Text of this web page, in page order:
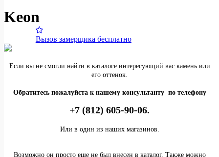
Keon
Вызов замерщика бесплатно
Если вы не смогли найти в каталоге интересующий вас камень или
его оттенок.
Обратитесь пожалуйста к нашему консультанту по телефону
+7 (812) 605-90-06.
Или в один из наших магазинов.
Возможно он просто еще не был внесен в каталог. Также можно